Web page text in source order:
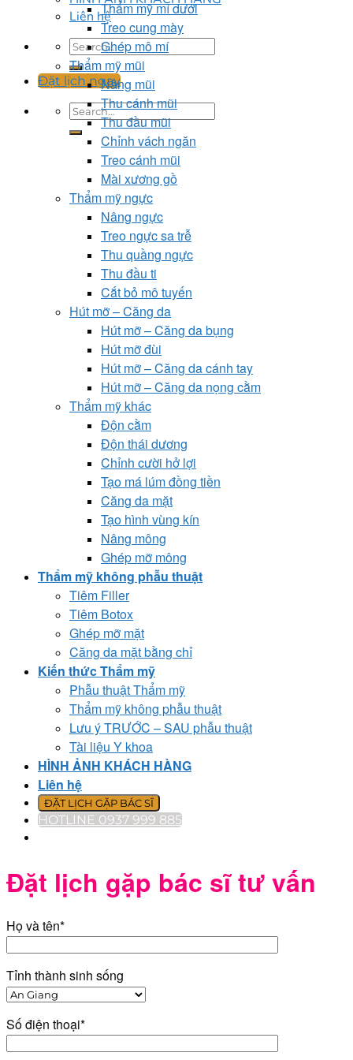
Liên hệ
Đặt lịch ngay
Thẩm mỹ mí dưới
Treo cung mày
Ghép mô mí
Thẩm mỹ mũi
Nâng mũi
Thu cánh mũi
Thu đầu mũi
Chỉnh vách ngăn
Treo cánh mũi
Mài xương gồ
Thẩm mỹ ngực
Nâng ngực
Treo ngực sa trễ
Thu quầng ngực
Thu đầu ti
Cắt bỏ mô tuyến
Hút mỡ – Căng da
Hút mỡ – Căng da bụng
Hút mỡ đùi
Hút mỡ – Căng da cánh tay
Hút mỡ – Căng da nọng cằm
Thẩm mỹ khác
Độn cằm
Độn thái dương
Chỉnh cười hở lợi
Tạo má lúm đồng tiền
Căng da mặt
Tạo hình vùng kín
Nâng mông
Ghép mỡ mông
Thẩm mỹ không phẫu thuật
Tiêm Filler
Tiêm Botox
Ghép mỡ mặt
Căng da mặt bằng chỉ
Kiến thức Thẩm mỹ
Phẫu thuật Thẩm mỹ
Thẩm mỹ không phẫu thuật
Lưu ý TRƯỚC – SAU phẫu thuật
Tài liệu Y khoa
HÌNH ẢNH KHÁCH HÀNG
Liên hệ
ĐẶT LỊCH GẶP BÁC SĨ
HOTLINE 0937 999 885
Đặt lịch gặp bác sĩ tư vấn
Họ và tên*
Tỉnh thành sinh sống
Số điện thoại*